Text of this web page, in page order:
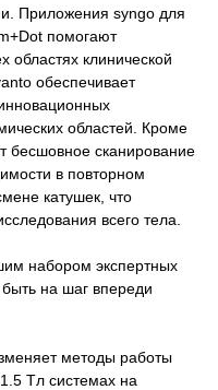
Приложения syngo для
помогают
клинической
обеспечивает
областей. Кроме
бесшовное сканирование
в повторном
катушек, что
всего тела.
набором экспертных
на шаг впереди
методы работы
Tл системах на